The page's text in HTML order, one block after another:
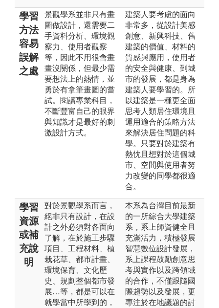
學習
方法
容易
誤解
之處
景觀學系並非只有畫
圖做設計，還需要二
手資料分析、環境觀
察力、使用者觀察
等，因此不用很會畫
畫沒關係，但最少需
要想法上的熱情，並
勇於有拿筆畫圖的嘗
試。閱讀專業科目，
不斷豐富自己的眼界
與知識才是最好的刺
激設計方式。
建築人要考慮的面向
非常多，從設計美感
創意、新興科技、舊
建築的價值、材料的
質感與應用，使用者
的安全與健康、到城
市的發展，都是身為
建築人要學習的。所
以建築是一種更全面
思考人類居住環境且
運用適合的策略方法
來解決居住問題的科
學。只要對於建築有
熱忱且想對於這個城
市、空間與使用者努
力改變的同學都很適
合。
學習
資源
或補
充說
明
對於景觀學系而言，
絕非只有設計，在設
計之外必須對各面向
了解，在於施工步驟
項目、工程材料、植
栽花草、都市計畫、
環境保育、文化歷
史、規劃整個都市發
展…等，都是可以在
就學當中所學到的，
本系為台灣目前最新
的一所綜合大學建築
系，系上師資健全且
充滿活力，積極發展
智慧數位設計發展，
系上課程鼓勵創意思
考與實作以及跨領域
的合作，不僅跟隨國
際趨勢以及發展，更
專注於在地議題的討